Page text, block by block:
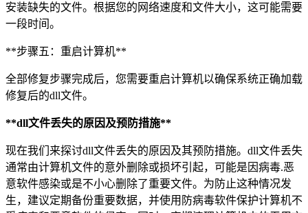
安装缺失的文件。根据您的网络速度和文件大小，这可能需要
一段时间。
**步骤五：重启计算机**
全部修复步骤完成后，您需要重启计算机以确保系统正确加载
修复后的dll文件。
**dll文件丢失的原因及预防措施**
现在我们来探讨dll文件丢失的原因及其预防措施。dll文件丢失
通常由计算机文件的意外删除或损坏引起，可能是因病毒.恶
意软件感染或是不小心删除了重要文件。为防止这种情况发
生，建议定期备份重要数据，并使用防病毒软件保护计算机不